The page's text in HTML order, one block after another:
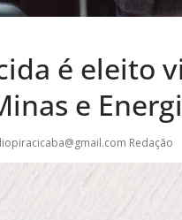
é eleito
e
Redação